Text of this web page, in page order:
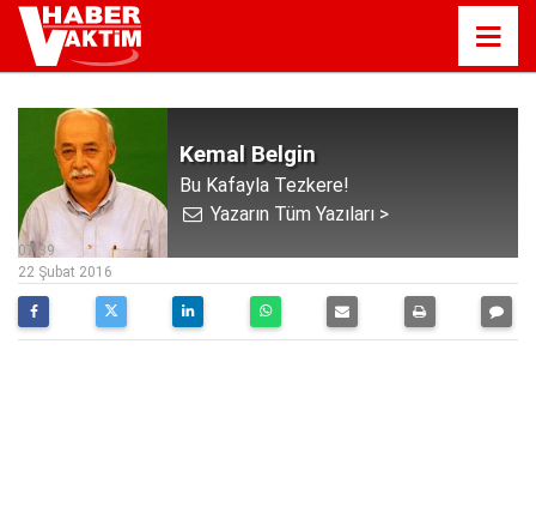
Kemal Belgin
Bu Kafayla Tezkere!
Yazarın Tüm Yazıları >
07:39
22 Şubat 2016